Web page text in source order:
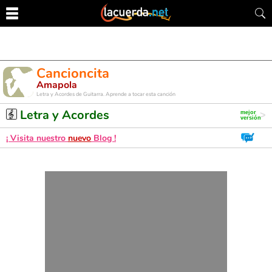
Cancioncita
Amapola
Letra y Acordes de Guitarra. Aprende a tocar esta canción
Letra y Acordes
¡ Visita nuestro nuevo Blog !